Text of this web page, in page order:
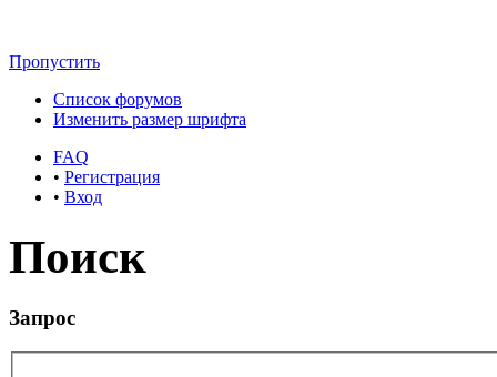
Пропустить
Список форумов
Изменить размер шрифта
FAQ
• Регистрация
• Вход
Поиск
Запрос